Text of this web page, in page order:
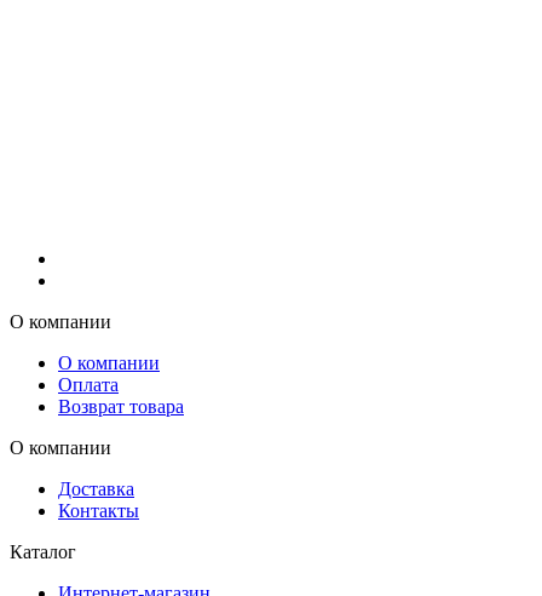
О компании
О компании
Оплата
Возврат товара
О компании
Доставка
Контакты
Каталог